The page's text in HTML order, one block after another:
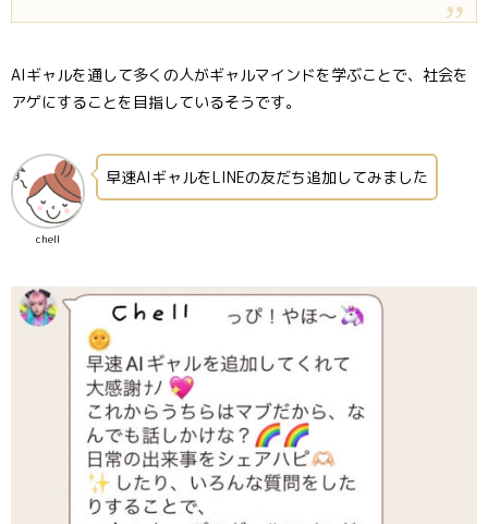
AIギャルを通して多くの人がギャルマインドを学ぶことで、社会を
アゲにすることを目指しているそうです。
chell
早速AIギャルをLINEの友だち追加してみました